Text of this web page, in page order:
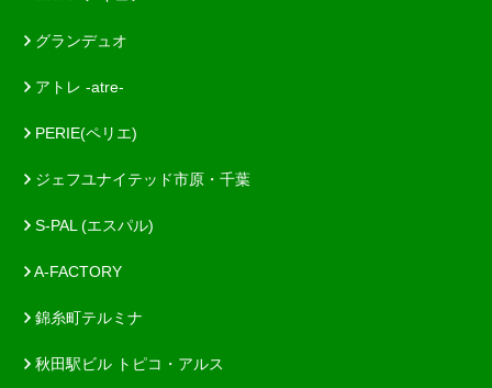
グランデュオ
アトレ -atre-
PERIE(ペリエ)
ジェフユナイテッド市原・千葉
S-PAL (エスパル)
A-FACTORY
錦糸町テルミナ
秋田駅ビル トピコ・アルス